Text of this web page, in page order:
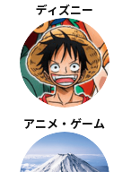
ディズニー
アニメ・ゲーム